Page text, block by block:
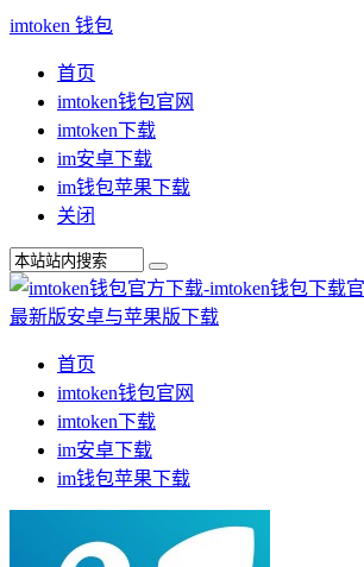
imtoken 钱包
首页
imtoken钱包官网
imtoken下载
im安卓下载
im钱包苹果下载
关闭
首页
imtoken钱包官网
imtoken下载
im安卓下载
im钱包苹果下载